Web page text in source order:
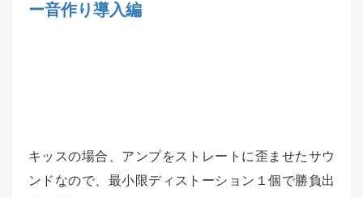
ー音作り導入編
キッスの場合、アンプをストレートに歪ませたサウ
ンドなので、最小限ディストーション１個で勝負出